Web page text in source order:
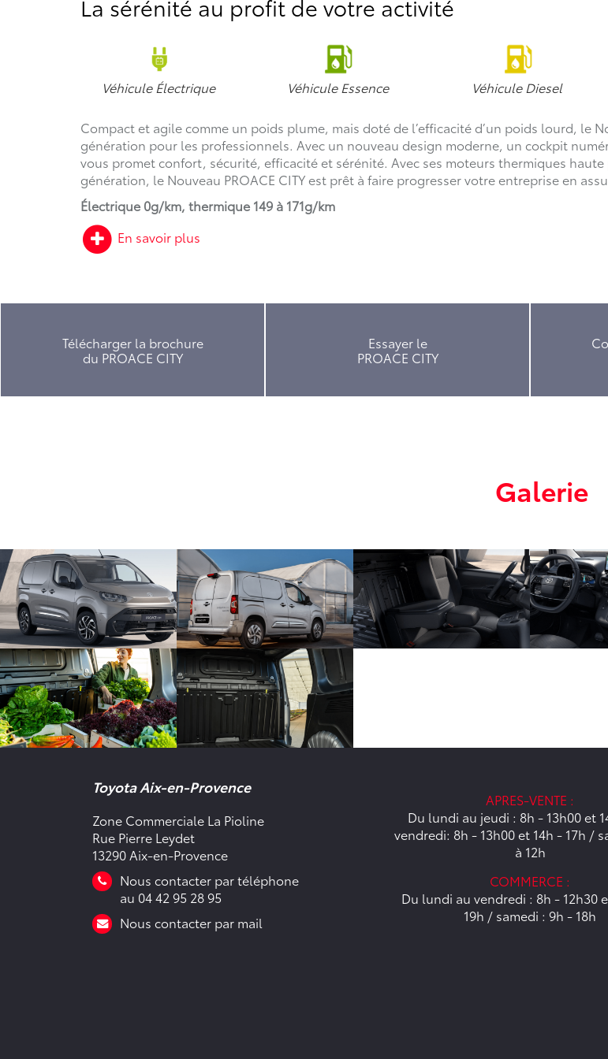
La sérénité au profit de votre activité
Véhicule Électrique Véhicule Essence Véhicule Diesel
Compact et agile comme un poids plume, mais doté de l’efficacité d’un poids lourd, le
génération pour les professionnels. Avec un nouveau design moderne, un cockpit
vous promet confort, sécurité, efficacité et sérénité. Avec ses moteurs thermiques
génération, le Nouveau PROACE CITY est prêt à faire progresser votre entreprise en
Électrique 0g/km, thermique 149 à 171g/km
En savoir plus
Télécharger la brochure
du PROACE CITY
Essayer le
PROACE CITY
Galerie
Toyota Aix-en-Provence
Zone Commerciale La Pioline
Rue Pierre Leydet
13290 Aix-en-Provence
Nous contacter par téléphone
au 04 42 95 28 95
Nous contacter par mail
APRES-VENTE :
Du lundi au jeudi : 8h - 13h00 et
vendredi: 8h - 13h00 et 14h - 17h /
à 12h
COMMERCE :
Du lundi au vendredi : 8h - 12h30
19h / samedi : 9h - 18h